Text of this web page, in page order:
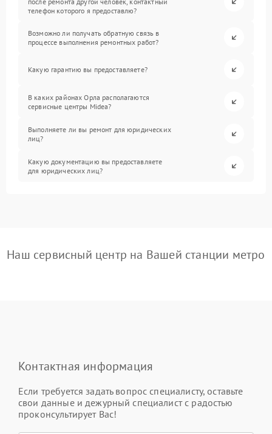
телефон которого я предоставлю?
Возможно ли получать обратную связь в
процессе выполнения ремонтных работ?
Какую гарантию вы предоставляете?
В каких районах Орла располагаются
сервисные центры Midea?
Выполняете ли вы ремонт для юридических
лиц?
Какую документацию вы предоставляете
для юридических лиц?
Наш сервисный центр на Вашей станции метро
Контактная информация
Если требуется задать вопрос специалисту, оставьте
свои данные и дежурный специалист с радостью
проконсультирует Вас!